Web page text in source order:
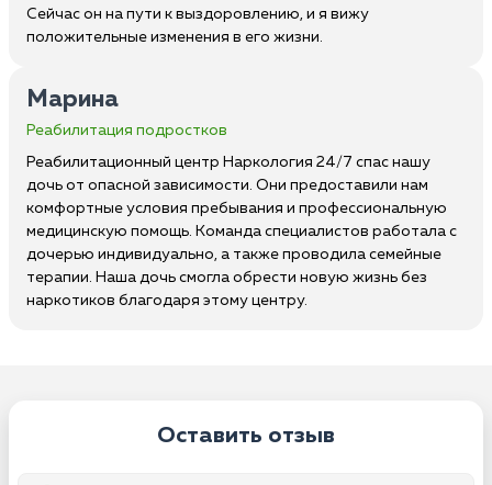
Сейчас он на пути к выздоровлению, и я вижу
положительные изменения в его жизни.
Марина
Реабилитация подростков
Реабилитационный центр Наркология 24/7 спас нашу
дочь от опасной зависимости. Они предоставили нам
комфортные условия пребывания и профессиональную
медицинскую помощь. Команда специалистов работала с
дочерью индивидуально, а также проводила семейные
терапии. Наша дочь смогла обрести новую жизнь без
наркотиков благодаря этому центру.
Оставить отзыв